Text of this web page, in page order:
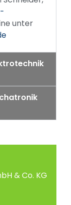
unter
& Co. KG